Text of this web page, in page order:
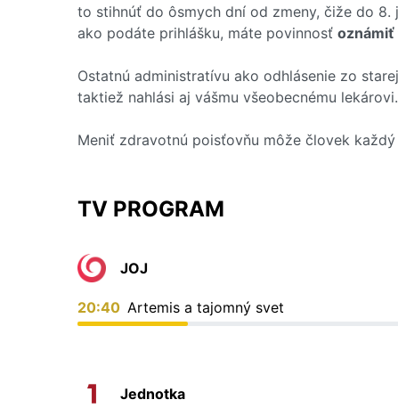
to stihnúť do ôsmych dní od zmeny, čiže do 8.
ako podáte prihlášku, máte povinnosť oznámiť
Ostatnú administratívu ako odhlásenie zo
taktiež nahlási aj vášmu všeobecnému lekárovi.
Meniť zdravotnú poisťovňu môže človek každý
TV PROGRAM
JOJ
20:40 Artemis a tajomný svet
Jednotka